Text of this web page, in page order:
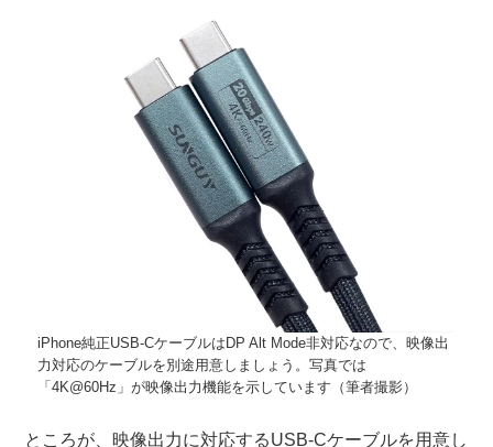
iPhone純正USB-CケーブルはDP Alt Mode非対応なので、映像出
力対応のケーブルを別途用意しましょう。写真では
「4K@60Hz」が映像出力機能を示しています（筆者撮影）
ところが、映像出力に対応するUSB-Cケーブルを用意し